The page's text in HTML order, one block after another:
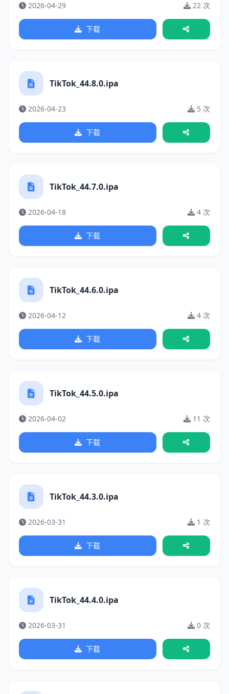
2026-04-29 22 次
下载
TikTok_44.8.0.ipa
2026-04-23 5 次
下载
TikTok_44.7.0.ipa
2026-04-18 4 次
下载
TikTok_44.6.0.ipa
2026-04-12 4 次
下载
TikTok_44.5.0.ipa
2026-04-02 11 次
下载
TikTok_44.3.0.ipa
2026-03-31 1 次
下载
TikTok_44.4.0.ipa
2026-03-31 0 次
下载